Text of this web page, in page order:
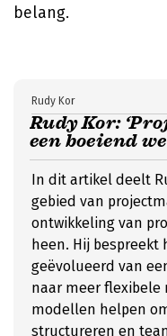
belang.
Rudy Kor:
een boeiend
Rudy Kor
In dit artikel deelt
gebied van
ontwikkeling van
heen. Hij bespreekt
geëvolueerd van
naar meer flexibele
modellen helpen
structureren en